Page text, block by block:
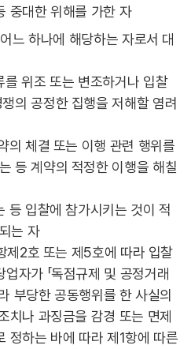
중대한 위해를 가한 자
느 하나에 해당하는 자로서 대
를 위조 또는 변조하거나 입찰
의 공정한 집행을 저해할 염려
의 체결 또는 이행 관련 행위를
등 계약의 적정한 이행을 해칠
등 입찰에 참가시키는 것이 적
는 자
2호 또는 제5호에 따라 입찰
자가 「독점규제 및 공정거래
부당한 공동행위를 한 사실의
치나 과징금을 감경 또는 면제
정하는 바에 따라 제1항에 따른